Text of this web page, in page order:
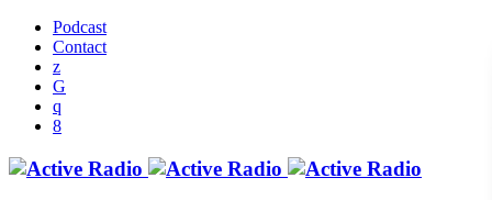
Podcast
Contact